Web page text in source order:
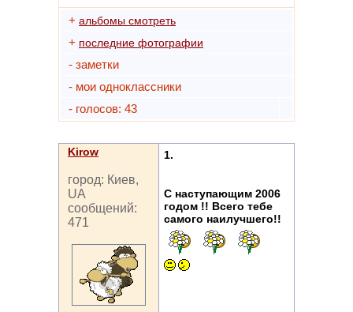
+ альбомы смотреть
+ последние фотографии
- заметки
- мои одноклассники
- голосов: 43
Kirow
город: Киев,
UA
сообщений:
471
1.
С наступающим 2006
годом !! Всего тебе
самого наилучшего!!